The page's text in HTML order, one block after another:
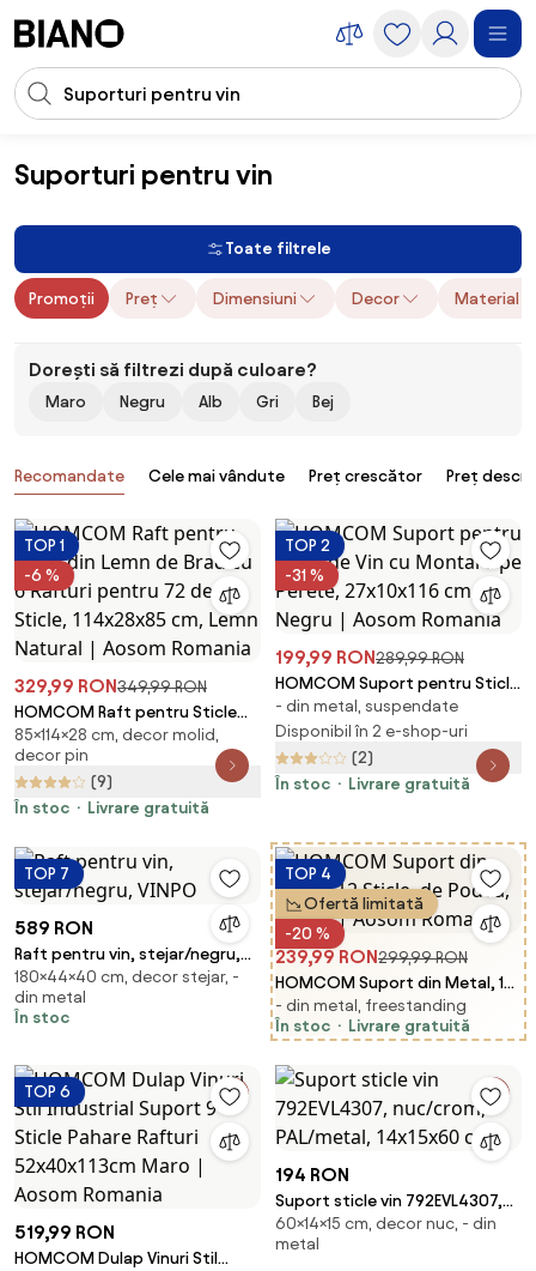
Introducerea căutării
Suporturi pentru vin
Accesorii Accesorii living Suporturi pentru vin
Toate filtrele
Promoții Preț Dimensiuni Decor Material
Dorești să filtrezi după culoare?
Maro Negru Alb Gri Bej
Produse
Recomandate Cele mai vândute Preț crescător Preț
TOP 1
-6 %
329,99 RON349,99 RON
HOMCOM Raft pentru Sticle
din Lemn de Brad cu 6 Rafturi
pentru 72 de Sticle, 114x28x85
cm, Lemn Natural | Aosom
Romania
85×114×28 cm, decor molid,
decor pin
(9)
În stoc
Livrare gratuită
TOP 2
-31 %
199,99 RON289,99 RON
HOMCOM Suport pentru Sticle
de Vin cu Montare pe Perete,
27x10x116 cm, Negru | Aosom
Romania
- din metal, suspendate
Disponibil în 2 e-shop-uri
(2)
În stoc
Livrare gratuită
TOP 7
589 RON
Raft pentru vin, stejar/negru,
VINPO
180×44×40 cm, decor stejar, -
din metal
În stoc
TOP 4
Ofertă limitată
-20 %
239,99 RON299,99 RON
HOMCOM Suport din Metal, 12
Sticle, de Podea, Negru | Aosom
Romania
- din metal, freestanding
În stoc
Livrare gratuită
TOP 6
519,99 RON
HOMCOM Dulap Vinuri Stil
194 RON
Suport sticle vin 792EVL4307,
nuc/crom, PAL/metal, 14x15x60
cm
60×14×15 cm, decor nuc, - din
metal